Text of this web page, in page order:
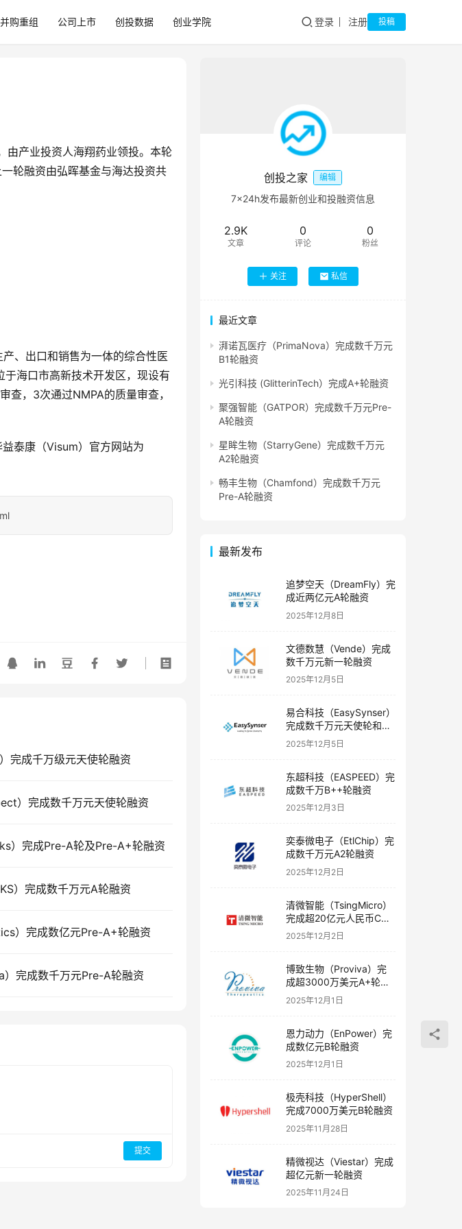
并购重组 公司上市 创投数据 创业学院 登录 注册 投稿
由产业投资人海翔药业领投。本轮
轮融资由弘晖基金与海达投资共
、出口和销售为一体的综合性医
海口市高新技术开发区，现设有
查，3次通过NMPA的质量审查，
泰康（Visum）官方网站为
完成千万级元天使轮融资
）完成数千万元天使轮融资
）完成Pre-A轮及Pre-A+轮融资
）完成数千万元A轮融资
）完成数亿元Pre-A+轮融资
完成数千万元Pre-A轮融资
提交
创投之家 编辑
7×24h发布最新创业和投融资信息
2.9K
文章
0
评论
0
粉丝
关注 私信
最近文章
湃诺瓦医疗（PrimaNova）完成数千万元
B1轮融资
光引科技 (GlitterinTech）完成A+轮融资
聚强智能（GATPOR）完成数千万元Pre-
A轮融资
星眸生物（StarryGene）完成数千万元
A2轮融资
畅丰生物（Chamfond）完成数千万元
Pre-A轮融资
最新发布
追梦空天（DreamFly）完
成近两亿元A轮融资
2025年12月8日
文德数慧（Vende）完成
数千万元新一轮融资
2025年12月5日
易合科技（EasySynser）
完成数千万元天使轮和天
使+轮融资
2025年12月5日
东超科技（EASPEED）完
成数千万B++轮融资
2025年12月3日
奕泰微电子（EtlChip）完
成数千万元A2轮融资
2025年12月2日
清微智能（TsingMicro）
完成超20亿元人民币C轮
融资
2025年12月2日
博致生物（Proviva）完
成超3000万美元A+轮融
资
2025年12月1日
恩力动力（EnPower）完
成数亿元B轮融资
2025年12月1日
极壳科技（HyperShell）
完成7000万美元B轮融资
2025年11月28日
精微视达（Viestar）完成
超亿元新一轮融资
2025年11月24日